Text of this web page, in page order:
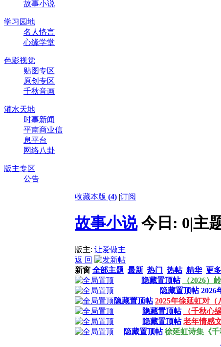
故事小说
学习园地
名人恪言
心缘学堂
色影视觉
贴图专区
原创专区
千秋音画
灌水天地
时事新闻
平南商业信
息平台
网络八卦
版主专区
公告
收藏本版 (4) |订阅
故事小说 今日: 0|主
版主: 让爱做主
返 回
新窗 全部主题 最新 热门 热帖 精华 更多
隐藏置顶帖
（2026）
隐藏置顶帖 2026
隐藏置顶帖 2025年徐延虹对
隐藏置顶帖
（千秋心
隐藏置顶帖 老年情感
隐藏置顶帖 徐延虹诗集《千